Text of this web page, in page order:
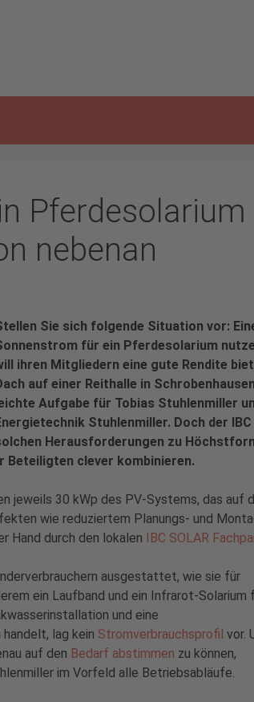
nebenan
Sie sich folgende Situation vor:
für ein Pferdesolarium
ihren Mitgliedern eine gute Rendite
auf einer Reithalle in
Aufgabe für Tobias Stuhlenmiller
Stuhlenmiller. Doch der
Herausforderungen zu
Beteiligten clever kombinieren.
jeweils 30 kWp des PV-Systems, das auf
wie reduziertem Planungs- und
Hand durch den lokalen IBC SOLAR
ausgestattet, wie sie für
ein Laufband und ein Infrarot-Solarium
und eine
lag kein Stromverbrauchsprofil vor.
auf den Bedarf abstimmen zu können,
im Vorfeld alle Betriebsabläufe.